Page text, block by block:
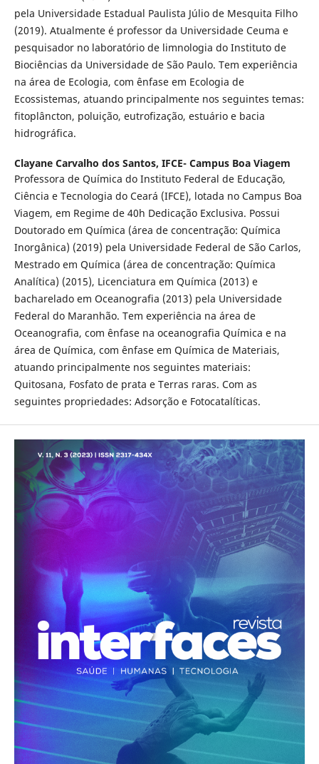
pela Universidade Estadual Paulista Júlio de Mesquita Filho
(2019). Atualmente é professor da Universidade Ceuma e
pesquisador no laboratório de limnologia do Instituto de
Biociências da Universidade de São Paulo. Tem experiência
na área de Ecologia, com ênfase em Ecologia de
Ecossistemas, atuando principalmente nos seguintes temas:
fitoplâncton, poluição, eutrofização, estuário e bacia
hidrográfica.
Clayane Carvalho dos Santos, IFCE- Campus Boa Viagem
Professora de Química do Instituto Federal de Educação,
Ciência e Tecnologia do Ceará (IFCE), lotada no Campus Boa
Viagem, em Regime de 40h Dedicação Exclusiva. Possui
Doutorado em Química (área de concentração: Química
Inorgânica) (2019) pela Universidade Federal de São Carlos,
Mestrado em Química (área de concentração: Química
Analítica) (2015), Licenciatura em Química (2013) e
bacharelado em Oceanografia (2013) pela Universidade
Federal do Maranhão. Tem experiência na área de
Oceanografia, com ênfase na oceanografia Química e na
área de Química, com ênfase em Química de Materiais,
atuando principalmente nos seguintes materiais:
Quitosana, Fosfato de prata e Terras raras. Com as
seguintes propriedades: Adsorção e Fotocatalíticas.